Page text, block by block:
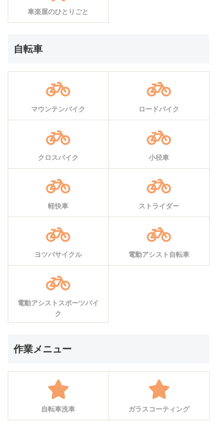
車楽屋のひとりごと
自転車
マウンテンバイク ロードバイク
クロスバイク 小径車
軽快車 ストライダー
ヨツバサイクル 電動アシスト自転車
電動アシストスポーツバイ
ク
作業メニュー
自転車洗車 ガラスコーティング